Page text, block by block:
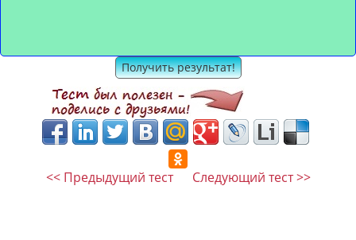
<< Предыдущий тест Следующий тест >>